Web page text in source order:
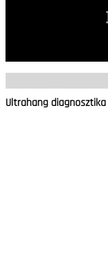
Ultrahang diagnosztika